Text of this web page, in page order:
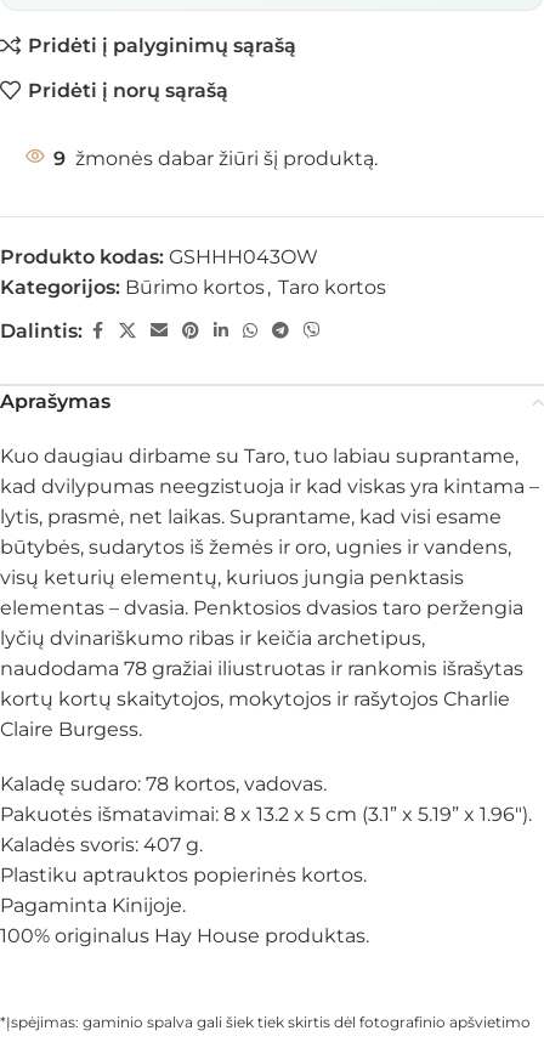
Pridėti į palyginimų sąrašą
Pridėti į norų sąrašą
9 žmonės dabar žiūri šį produktą.
Produkto kodas: GSHHH043OW
Kategorijos: Būrimo kortos, Taro kortos
Dalintis:
Aprašymas
Kuo daugiau dirbame su Taro, tuo labiau suprantame,
kad dvilypumas neegzistuoja ir kad viskas yra kintama –
lytis, prasmė, net laikas. Suprantame, kad visi esame
būtybės, sudarytos iš žemės ir oro, ugnies ir vandens,
visų keturių elementų, kuriuos jungia penktasis
elementas – dvasia. Penktosios dvasios taro peržengia
lyčių dvinariškumo ribas ir keičia archetipus,
naudodama 78 gražiai iliustruotas ir rankomis išrašytas
kortų kortų skaitytojos, mokytojos ir rašytojos Charlie
Claire Burgess.
Kaladę sudaro: 78 kortos, vadovas.
Pakuotės išmatavimai: 8 x 13.2 x 5 cm (3.1” x 5.19” x 1.96″).
Kaladės svoris: 407 g.
Plastiku aptrauktos popierinės kortos.
Pagaminta Kinijoje.
100% originalus Hay House produktas.
*Įspėjimas: gaminio spalva gali šiek tiek skirtis dėl fotografinio apšvietimo